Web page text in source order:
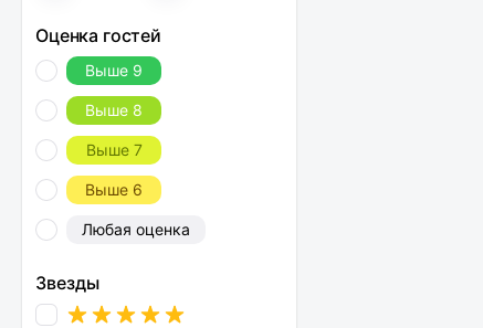
Оценка гостей
Выше 9
Выше 8
Выше 7
Выше 6
Любая оценка
Звезды